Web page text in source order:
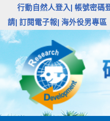
行動自然人登入| 帳號密碼
請| 訂閱電子報| 海外役男專區